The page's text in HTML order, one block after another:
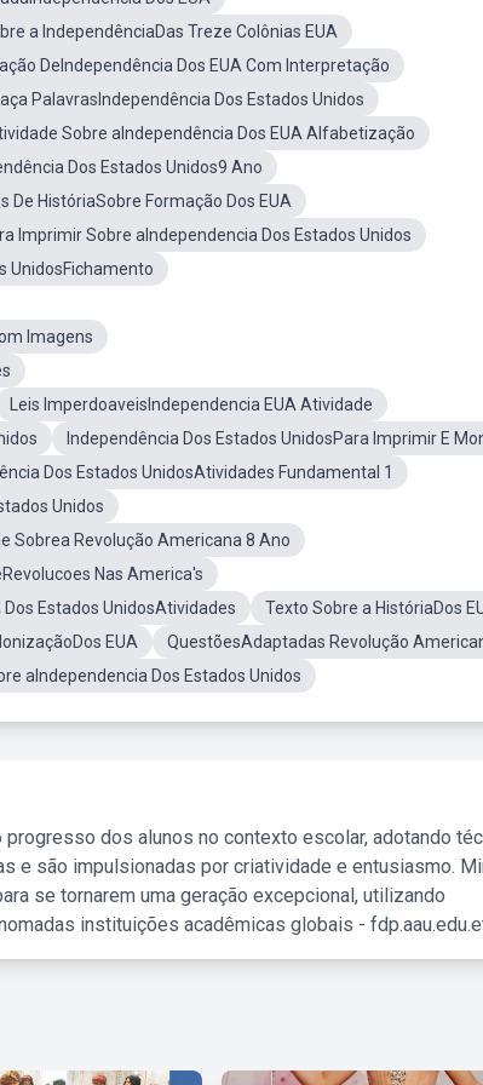
a IndependênciaDas Treze Colônias EUA
DeIndependência Dos EUA Com Interpretação
PalavrasIndependência Dos Estados Unidos
Sobre aIndependência Dos EUA Alfabetização
Dos Estados Unidos9 Ano
De HistóriaSobre Formação Dos EUA
Imprimir Sobre aIndependencia Dos Estados Unidos
UnidosFichamento
Imagens
Leis ImperdoaveisIndependencia EUA Atividade
Independência Dos Estados UnidosPara Imprimir E
Dos Estados UnidosAtividades Fundamental 1
Unidos
Sobrea Revolução Americana 8 Ano
Nas America's
Dos Estados UnidosAtividades
Texto Sobre a HistóriaDos
EUA
QuestõesAdaptadas Revolução
aIndependencia Dos Estados Unidos
dos alunos no contexto escolar, adotando
e são impulsionadas por criatividade e entusiasmo.
se tornarem uma geração excepcional, utilizando
instituições acadêmicas globais -